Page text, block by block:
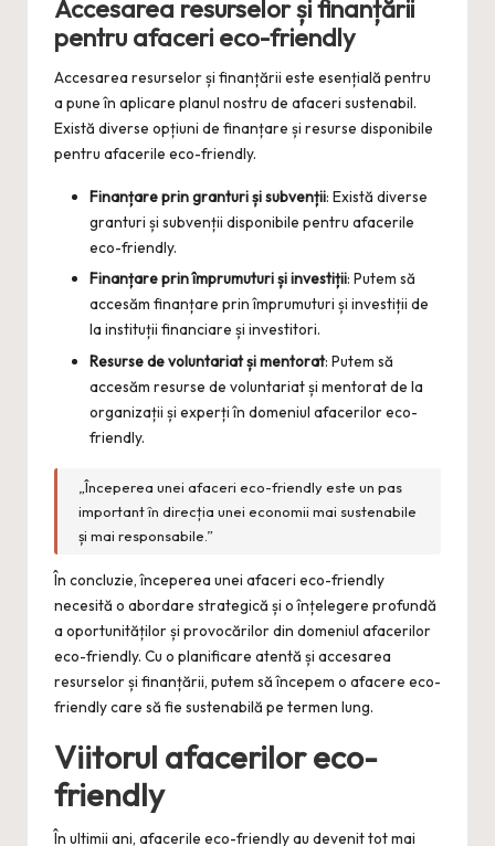
Accesarea resurselor și finanțării
pentru afaceri eco-friendly
Accesarea resurselor și finanțării este esențială pentru
a pune în aplicare planul nostru de afaceri sustenabil.
Există diverse opțiuni de finanțare și resurse disponibile
pentru afacerile eco-friendly.
Finanțare prin granturi și subvenții: Există diverse
granturi și subvenții disponibile pentru afacerile
eco-friendly.
Finanțare prin împrumuturi și investiții: Putem să
accesăm finanțare prin împrumuturi și investiții de
la instituții financiare și investitori.
Resurse de voluntariat și mentorat: Putem să
accesăm resurse de voluntariat și mentorat de la
organizații și experți în domeniul afacerilor eco-
friendly.
„Începerea unei afaceri eco-friendly este un pas
important în direcția unei economii mai sustenabile
și mai responsabile.”
În concluzie, începerea unei afaceri eco-friendly
necesită o abordare strategică și o înțelegere profundă
a oportunităților și provocărilor din domeniul afacerilor
eco-friendly. Cu o planificare atentă și accesarea
resurselor și finanțării, putem să începem o afacere eco-
friendly care să fie sustenabilă pe termen lung.
Viitorul afacerilor eco-
friendly
În ultimii ani, afacerile eco-friendly au devenit tot mai